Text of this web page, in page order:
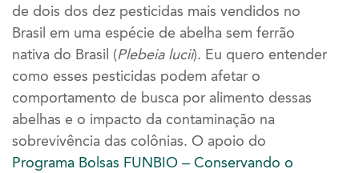
de dois dos dez pesticidas mais vendidos no
Brasil em uma espécie de abelha sem ferrão
nativa do Brasil (Plebeia lucii). Eu quero entender
como esses pesticidas podem afetar o
comportamento de busca por alimento dessas
abelhas e o impacto da contaminação na
sobrevivência das colônias. O apoio do
Programa Bolsas FUNBIO – Conservando o